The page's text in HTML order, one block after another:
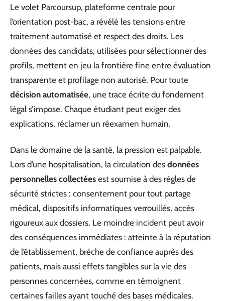
Le volet Parcoursup, plateforme centrale pour
l’orientation post-bac, a révélé les tensions entre
traitement automatisé et respect des droits. Les
données des candidats, utilisées pour sélectionner des
profils, mettent en jeu la frontière fine entre évaluation
transparente et profilage non autorisé. Pour toute
décision automatisée, une trace écrite du fondement
légal s’impose. Chaque étudiant peut exiger des
explications, réclamer un réexamen humain.
Dans le domaine de la santé, la pression est palpable.
Lors d’une hospitalisation, la circulation des données
personnelles collectées est soumise à des règles de
sécurité strictes : consentement pour tout partage
médical, dispositifs informatiques verrouillés, accès
rigoureux aux dossiers. Le moindre incident peut avoir
des conséquences immédiates : atteinte à la réputation
de l’établissement, brèche de confiance auprès des
patients, mais aussi effets tangibles sur la vie des
personnes concernées, comme en témoignent
certaines failles ayant touché des bases médicales.